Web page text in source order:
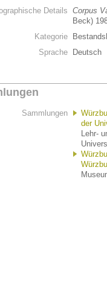
Details
Corpus
Beck)
Kategorie
Sprache
Deutsch
Sammlungen
der
Lehr-